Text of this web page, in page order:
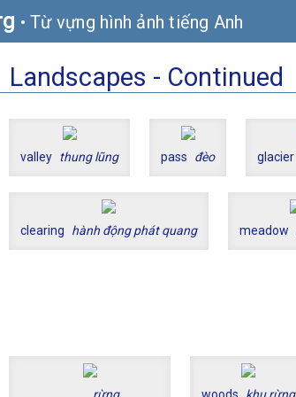
• Từ vựng hình ảnh tiếng Anh
Landscapes - Continued
valley thung lũng pass đèo glacier
clearing hành động phát quang meadow